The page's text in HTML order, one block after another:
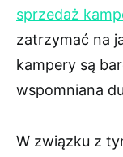
sprzedaż
zatrzymać na
kampery są
wspomniana
W związku z